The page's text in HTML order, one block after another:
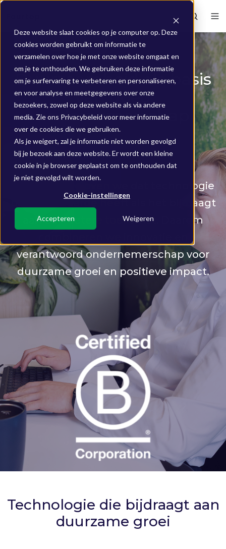
Deze website slaat cookies op je computer op. Deze
cookies worden gebruikt om informatie te
verzamelen over hoe je met onze website omgaat en
om je te onthouden. We gebruiken deze informatie
om je surfervaring te verbeteren en personaliseren,
en voor analyse en meetgegevens over onze
bezoekers, zowel op deze website als via andere
media. Zie ons Privacybeleid voor meer informatie
over de cookies die we gebruiken.
Als je weigert, zal je informatie niet worden gevolgd
bij je bezoek aan deze website. Er wordt een kleine
cookie in je browser geplaatst om te onthouden dat
je niet gevolgd wilt worden.
Cookie-instellingen
Accepteren Weigeren
Duurzaamheid als basis
van goed
ondernemerschap
Als B Corp geloven we dat technologie
pas echt waarde heeft als het bijdraagt
aan een betere toekomst. Daarom
verantwoord ondernemerschap voor
duurzame groei en positieve impact.
Technologie die bijdraagt aan
duurzame groei